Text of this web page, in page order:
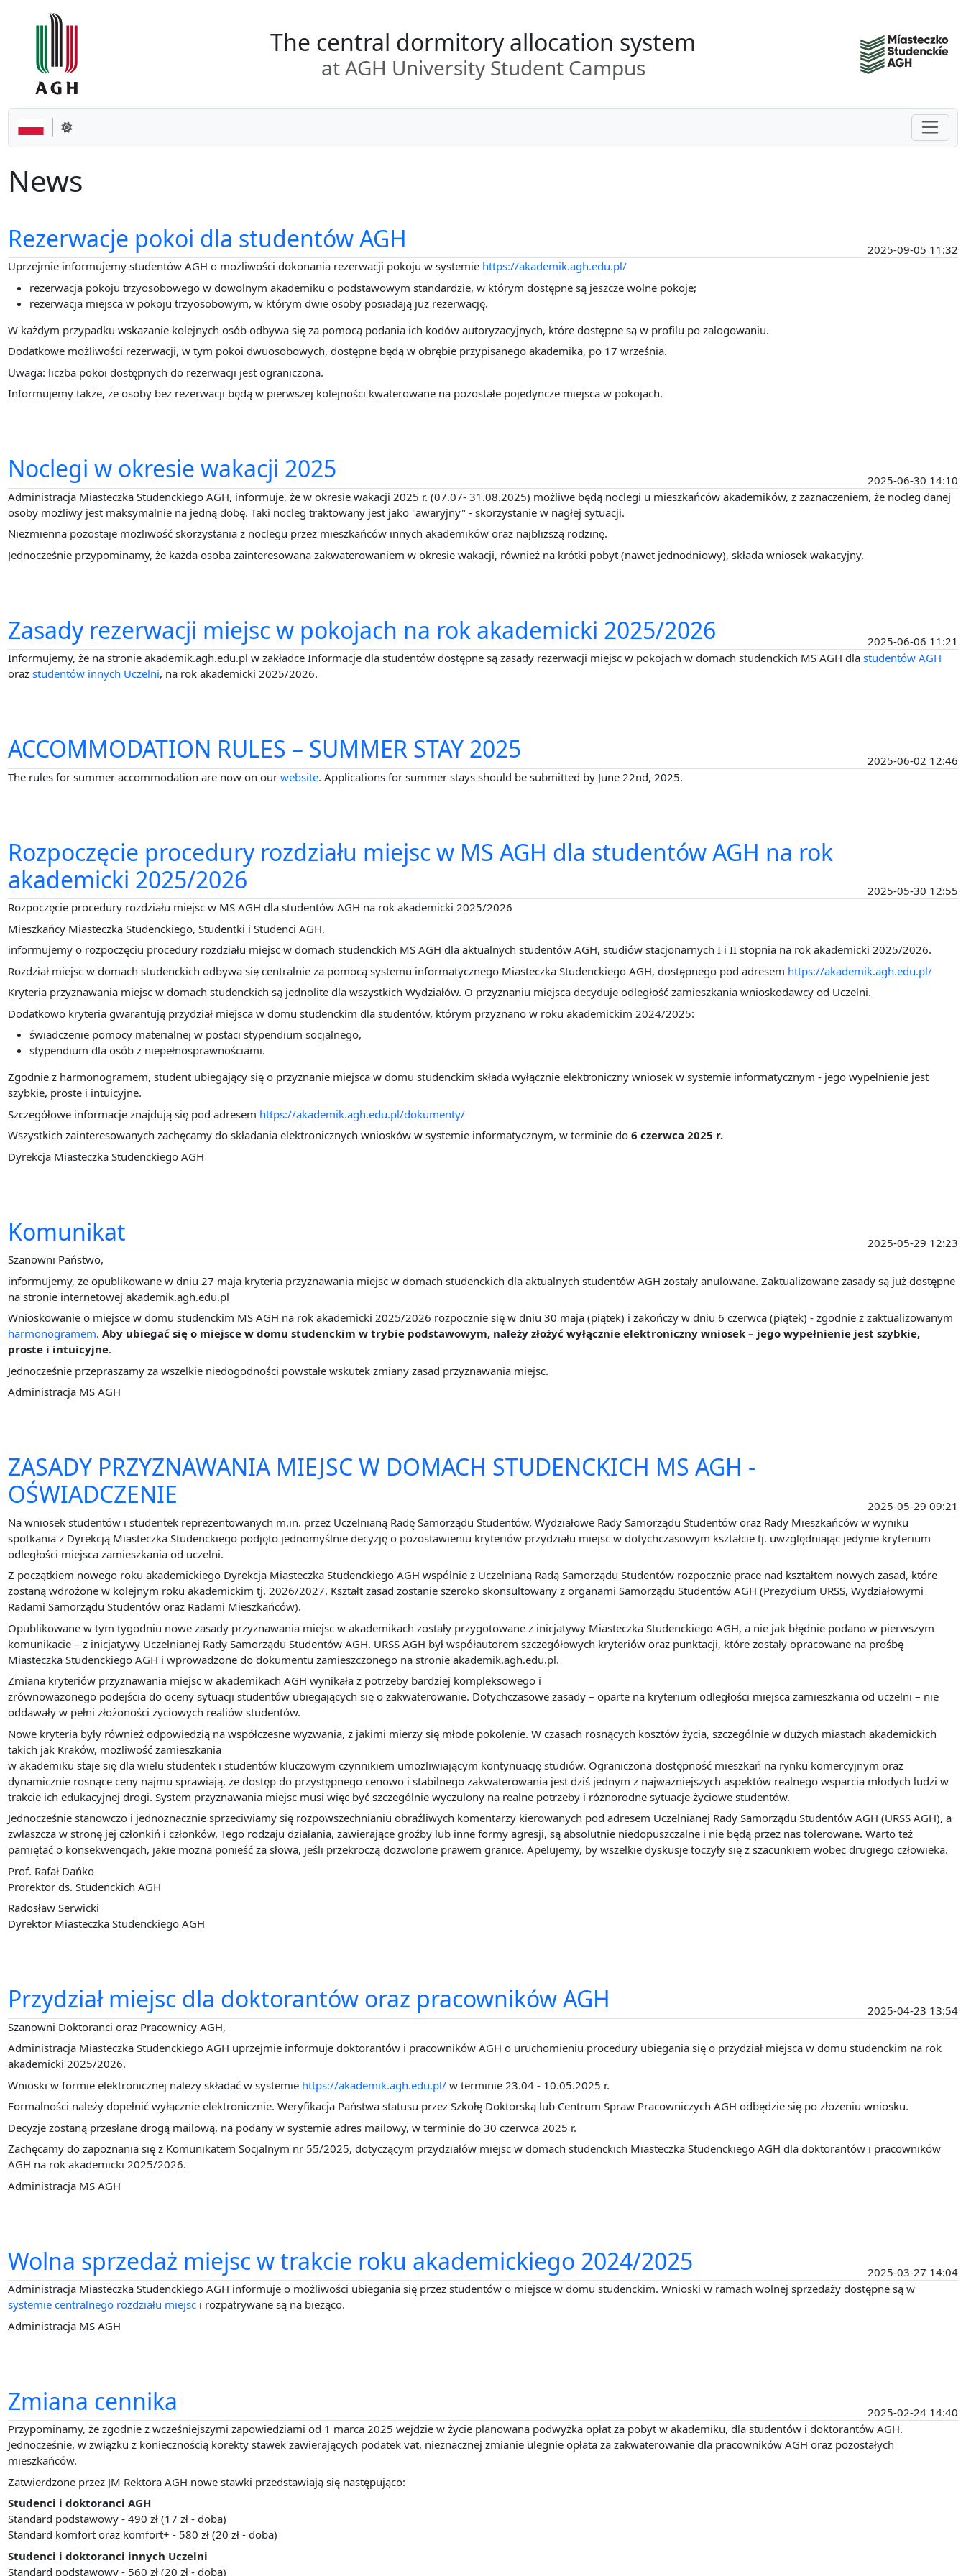
The central dormitory allocation system
at AGH University Student Campus
Change theme
News
Rezerwacje pokoi dla studentów AGH
2025-09-05 11:32
Uprzejmie informujemy studentów AGH o możliwości dokonania rezerwacji pokoju w systemie https://akademik.agh.edu.pl/
rezerwacja pokoju trzyosobowego w dowolnym akademiku o podstawowym standardzie, w którym dostępne są jeszcze wolne pokoje;
rezerwacja miejsca w pokoju trzyosobowym, w którym dwie osoby posiadają już rezerwację.
W każdym przypadku wskazanie kolejnych osób odbywa się za pomocą podania ich kodów autoryzacyjnych, które dostępne są w profilu po zalogowaniu.
Dodatkowe możliwości rezerwacji, w tym pokoi dwuosobowych, dostępne będą w obrębie przypisanego akademika, po 17 września.
Uwaga: liczba pokoi dostępnych do rezerwacji jest ograniczona.
Informujemy także, że osoby bez rezerwacji będą w pierwszej kolejności kwaterowane na pozostałe pojedyncze miejsca w pokojach.
Noclegi w okresie wakacji 2025
2025-06-30 14:10
Administracja Miasteczka Studenckiego AGH, informuje, że w okresie wakacji 2025 r. (07.07- 31.08.2025) możliwe będą noclegi u mieszkańców akademików, z zaznaczeniem, że nocleg danej
osoby możliwy jest maksymalnie na jedną dobę. Taki nocleg traktowany jest jako "awaryjny" - skorzystanie w nagłej sytuacji.
Niezmienna pozostaje możliwość skorzystania z noclegu przez mieszkańców innych akademików oraz najbliższą rodzinę.
Jednocześnie przypominamy, że każda osoba zainteresowana zakwaterowaniem w okresie wakacji, również na krótki pobyt (nawet jednodniowy), składa wniosek wakacyjny.
Zasady rezerwacji miejsc w pokojach na rok akademicki 2025/2026
2025-06-06 11:21
Informujemy, że na stronie akademik.agh.edu.pl w zakładce Informacje dla studentów dostępne są zasady rezerwacji miejsc w pokojach w domach studenckich MS AGH dlastudentów AGH
orazstudentów innych Uczelni, na rok akademicki 2025/2026.
ACCOMMODATION RULES – SUMMER STAY 2025
2025-06-02 12:46
The rules for summer accommodation are now on ourwebsite. Applications for summer stays should be submitted by June 22nd, 2025.
Rozpoczęcie procedury rozdziału miejsc w MS AGH dla studentów AGH na rok
akademicki 2025/2026
2025-05-30 12:55
Rozpoczęcie procedury rozdziału miejsc w MS AGH dla studentów AGH na rok akademicki 2025/2026
Mieszkańcy Miasteczka Studenckiego, Studentki i Studenci AGH,
informujemy o rozpoczęciu procedury rozdziału miejsc w domach studenckich MS AGH dla aktualnych studentów AGH, studiów stacjonarnych I i II stopnia na rok akademicki 2025/2026.
Rozdział miejsc w domach studenckich odbywa się centralnie za pomocą systemu informatycznego Miasteczka Studenckiego AGH, dostępnego pod adresem https://akademik.agh.edu.pl/
Kryteria przyznawania miejsc w domach studenckich są jednolite dla wszystkich Wydziałów. O przyznaniu miejsca decyduje odległość zamieszkania wnioskodawcy od Uczelni.
Dodatkowo kryteria gwarantują przydział miejsca w domu studenckim dla studentów, którym przyznano w roku akademickim 2024/2025:
świadczenie pomocy materialnej w postaci stypendium socjalnego,
stypendium dla osób z niepełnosprawnościami.
Zgodnie z harmonogramem, student ubiegający się o przyznanie miejsca w domu studenckim składa wyłącznie elektroniczny wniosek w systemie informatycznym - jego wypełnienie jest
szybkie, proste i intuicyjne.
Szczegółowe informacje znajdują się pod adresem https://akademik.agh.edu.pl/dokumenty/
Wszystkich zainteresowanych zachęcamy do składania elektronicznych wniosków w systemie informatycznym, w terminie do6 czerwca 2025 r.
Dyrekcja Miasteczka Studenckiego AGH
Komunikat
2025-05-29 12:23
Szanowni Państwo,
informujemy, że opublikowane w dniu 27 maja kryteria przyznawania miejsc w domach studenckich dla aktualnych studentów AGH zostały anulowane. Zaktualizowane zasady są już dostępne
na stronie internetowej akademik.agh.edu.pl
Wnioskowanie o miejsce w domu studenckim MS AGH na rok akademicki 2025/2026 rozpocznie się w dniu 30 maja (piątek) i zakończy w dniu 6 czerwca (piątek) - zgodnie z zaktualizowanym
harmonogramem.Aby ubiegać się o miejsce w domu studenckim w trybie podstawowym, należy złożyć wyłącznie elektroniczny wniosek – jego wypełnienie jest szybkie,
proste i intuicyjne.
Jednocześnie przepraszamy za wszelkie niedogodności powstałe wskutek zmiany zasad przyznawania miejsc.
Administracja MS AGH
ZASADY PRZYZNAWANIA MIEJSC W DOMACH STUDENCKICH MS AGH -
OŚWIADCZENIE
2025-05-29 09:21
Na wniosek studentów i studentek reprezentowanych m.in. przez Uczelnianą Radę Samorządu Studentów, Wydziałowe Rady Samorządu Studentów oraz Rady Mieszkańców w wyniku
spotkania z Dyrekcją Miasteczka Studenckiego podjęto jednomyślnie decyzję o pozostawieniu kryteriów przydziału miejsc w dotychczasowym kształcie tj. uwzględniając jedynie kryterium
odległości miejsca zamieszkania od uczelni.
Z początkiem nowego roku akademickiego Dyrekcja Miasteczka Studenckiego AGH wspólnie z Uczelnianą Radą Samorządu Studentów rozpocznie prace nad kształtem nowych zasad, które
zostaną wdrożone w kolejnym roku akademickim tj. 2026/2027. Kształt zasad zostanie szeroko skonsultowany z organami Samorządu Studentów AGH (Prezydium URSS, Wydziałowymi
Radami Samorządu Studentów oraz Radami Mieszkańców).
Opublikowane w tym tygodniu nowe zasady przyznawania miejsc w akademikach zostały przygotowane z inicjatywy Miasteczka Studenckiego AGH, a nie jak błędnie podano w pierwszym
komunikacie – z inicjatywy Uczelnianej Rady Samorządu Studentów AGH. URSS AGH był współautorem szczegółowych kryteriów oraz punktacji, które zostały opracowane na prośbę
Miasteczka Studenckiego AGH i wprowadzone do dokumentu zamieszczonego na stronie akademik.agh.edu.pl.
Zmiana kryteriów przyznawania miejsc w akademikach AGH wynikała z potrzeby bardziej kompleksowego i
zrównoważonego podejścia do oceny sytuacji studentów ubiegających się o zakwaterowanie. Dotychczasowe zasady – oparte na kryterium odległości miejsca zamieszkania od uczelni – nie
oddawały w pełni złożoności życiowych realiów studentów.
Nowe kryteria były również odpowiedzią na współczesne wyzwania, z jakimi mierzy się młode pokolenie. W czasach rosnących kosztów życia, szczególnie w dużych miastach akademickich
takich jak Kraków, możliwość zamieszkania
w akademiku staje się dla wielu studentek i studentów kluczowym czynnikiem umożliwiającym kontynuację studiów. Ograniczona dostępność mieszkań na rynku komercyjnym oraz
dynamicznie rosnące ceny najmu sprawiają, że dostęp do przystępnego cenowo i stabilnego zakwaterowania jest dziś jednym z najważniejszych aspektów realnego wsparcia młodych ludzi w
trakcie ich edukacyjnej drogi. System przyznawania miejsc musi więc być szczególnie wyczulony na realne potrzeby i różnorodne sytuacje życiowe studentów.
Jednocześnie stanowczo i jednoznacznie sprzeciwiamy się rozpowszechnianiu obraźliwych komentarzy kierowanych pod adresem Uczelnianej Rady Samorządu Studentów AGH (URSS AGH), a
zwłaszcza w stronę jej członkiń i członków. Tego rodzaju działania, zawierające groźby lub inne formy agresji, są absolutnie niedopuszczalne i nie będą przez nas tolerowane. Warto też
pamiętać o konsekwencjach, jakie można ponieść za słowa, jeśli przekroczą dozwolone prawem granice. Apelujemy, by wszelkie dyskusje toczyły się z szacunkiem wobec drugiego człowieka.
Prof. Rafał Dańko
Prorektor ds. Studenckich AGH
Radosław Serwicki
Dyrektor Miasteczka Studenckiego AGH
Przydział miejsc dla doktorantów oraz pracowników AGH
2025-04-23 13:54
Szanowni Doktoranci oraz Pracownicy AGH,
Administracja Miasteczka Studenckiego AGH uprzejmie informuje doktorantów i pracowników AGH o uruchomieniu procedury ubiegania się o przydział miejsca w domu studenckim na rok
akademicki 2025/2026.
Wnioski w formie elektronicznej należy składać w systemie https://akademik.agh.edu.pl/ w terminie 23.04 - 10.05.2025 r.
Formalności należy dopełnić wyłącznie elektronicznie. Weryfikacja Państwa statusu przez Szkołę Doktorską lub Centrum Spraw Pracowniczych AGH odbędzie się po złożeniu wniosku.
Decyzje zostaną przesłane drogą mailową, na podany w systemie adres mailowy, w terminie do 30 czerwca 2025 r.
Zachęcamy do zapoznania się z Komunikatem Socjalnym nr 55/2025, dotyczącym przydziałów miejsc w domach studenckich Miasteczka Studenckiego AGH dla doktorantów i pracowników
AGH na rok akademicki 2025/2026.
Administracja MS AGH
Wolna sprzedaż miejsc w trakcie roku akademickiego 2024/2025
2025-03-27 14:04
Administracja Miasteczka Studenckiego AGH informuje o możliwości ubiegania się przez studentów o miejsce w domu studenckim. Wnioski w ramach wolnej sprzedaży dostępne są w
systemie centralnego rozdziału miejsc i rozpatrywane są na bieżąco.
Administracja MS AGH
Zmiana cennika
2025-02-24 14:40
Przypominamy, że zgodnie z wcześniejszymi zapowiedziami od 1 marca 2025 wejdzie w życie planowana podwyżka opłat za pobyt w akademiku, dla studentów i doktorantów AGH.
Jednocześnie, w związku z koniecznością korekty stawek zawierających podatek vat, nieznacznej zmianie ulegnie opłata za zakwaterowanie dla pracowników AGH oraz pozostałych
mieszkańców.
Zatwierdzone przez JM Rektora AGH nowe stawki przedstawiają się następująco:
Studenci i doktoranci AGH
Standard podstawowy - 490 zł (17 zł - doba)
Standard komfort oraz komfort+ - 580 zł (20 zł - doba)
Studenci i doktoranci innych Uczelni
Standard podstawowy - 560 zł (20 zł - doba)